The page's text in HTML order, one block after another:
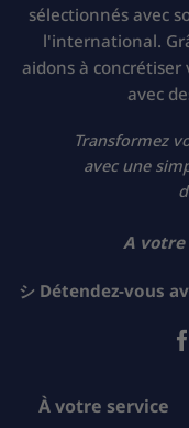
sélectionnés avec
l'international.
aidons à concrétiser
avec
Transformez
avec une
A votre
シ Détendez-vous
À votre service